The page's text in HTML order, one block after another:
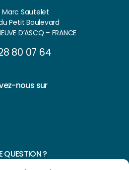
Marc Sautelet
Petit Boulevard
D’ASCQ – FRANCE
80 07 64
nous sur
QUESTION ?